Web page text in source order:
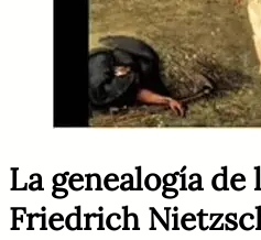
La genealogía de
Friedrich